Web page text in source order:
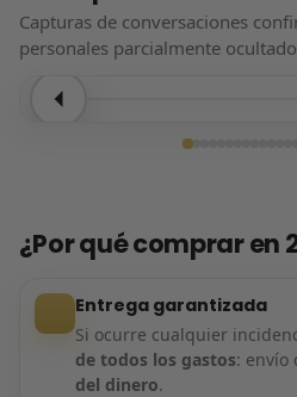
Capturas de conversaciones
personales parcialmente
¿Por qué comprar en
Entrega garantizada
Si ocurre cualquier
de todos los gastos: envío
del dinero.